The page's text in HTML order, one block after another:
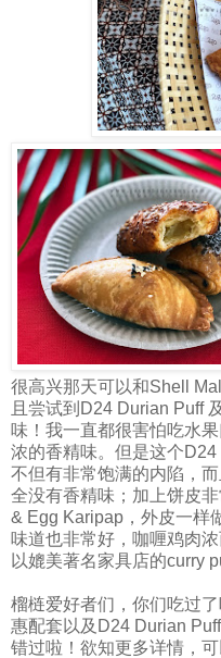
很高兴那天可以和Shell
且尝试到D24 Durian Puff
味！我一直都很害怕吃水
浓的香精味。但是这个D24
不但有非常饱满的内陷，
全没有香精味；加上饼皮
& Egg Karipap，外皮一样
味道也非常好，咖喱鸡肉
以媲美著名家具店的curry
榴梿爱好者们，你们吃过
惠配套以及D24 Durian
错过啦！欲知更多详情，可